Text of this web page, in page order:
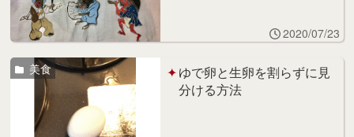
2020/07/23
ゆで卵と生卵を割らずに見
分ける方法
美食